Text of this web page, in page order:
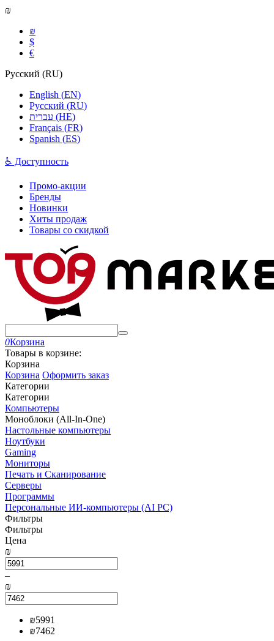
₪
₪
$
€
Русский (RU)
English (EN)
Русский (RU)
(HE)
Français (FR)
Spanish (ES)
♿ Доступность
Промо-акции
Бренды
Новинки
Хиты продаж
Товары со скидкой
0Корзина
Товары в корзине:
Корзина
Корзина Оформить заказ
Категории
Категории
Компьютеры
Моноблоки (All-In-One)
Настольные компьютеры
Ноутбуки
Gaming
Мониторы
Печать и Сканирование
Серверы
Программы
Персональные ИИ-компьютеры (AI PC)
Фильтры
Фильтры
Цена
₪
–
₪
₪5991
₪7462